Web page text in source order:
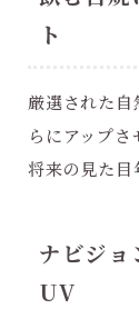
ト
厳選された
らにアップ
将来の見た目
ナビジ
UV